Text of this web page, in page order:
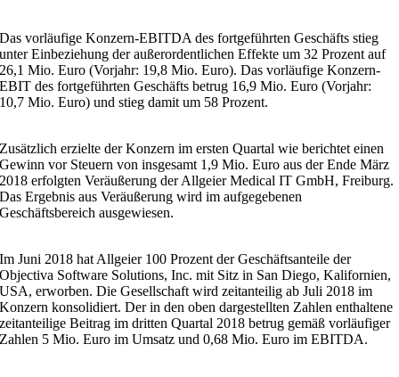
Das vorläufige Konzern-EBITDA des fortgeführten Geschäfts stieg
unter Einbeziehung der außerordentlichen Effekte um 32 Prozent auf
26,1 Mio. Euro (Vorjahr: 19,8 Mio. Euro). Das vorläufige Konzern-
EBIT des fortgeführten Geschäfts betrug 16,9 Mio. Euro (Vorjahr:
10,7 Mio. Euro) und stieg damit um 58 Prozent.
Zusätzlich erzielte der Konzern im ersten Quartal wie berichtet einen
Gewinn vor Steuern von insgesamt 1,9 Mio. Euro aus der Ende März
2018 erfolgten Veräußerung der Allgeier Medical IT GmbH, Freiburg.
Das Ergebnis aus Veräußerung wird im aufgegebenen
Geschäftsbereich ausgewiesen.
Im Juni 2018 hat Allgeier 100 Prozent der Geschäftsanteile der
Objectiva Software Solutions, Inc. mit Sitz in San Diego, Kalifornien,
USA, erworben. Die Gesellschaft wird zeitanteilig ab Juli 2018 im
Konzern konsolidiert. Der in den oben dargestellten Zahlen enthaltene
zeitanteilige Beitrag im dritten Quartal 2018 betrug gemäß vorläufiger
Zahlen 5 Mio. Euro im Umsatz und 0,68 Mio. Euro im EBITDA.